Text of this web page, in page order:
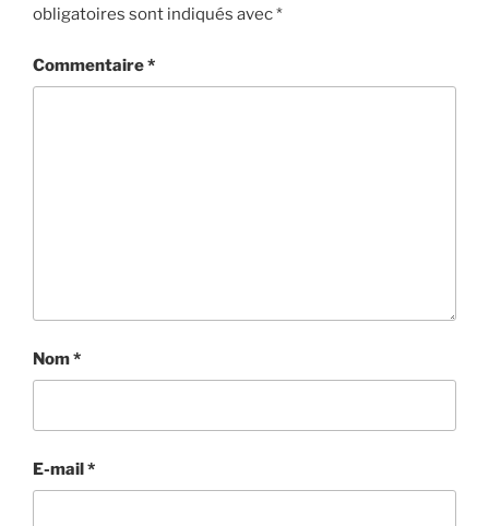
obligatoires sont indiqués avec*
Commentaire*
Nom*
E-mail*